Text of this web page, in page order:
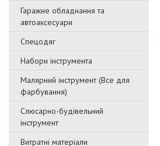
Гаражне обладнання та
автоаксесуари
Спецодяг
Набори інструмента
Малярний інструмент (Все для
фарбування)
Слюсарно-будівельний
інструмент
Витратні матеріали